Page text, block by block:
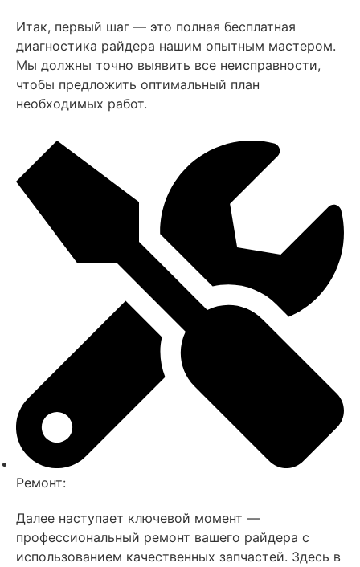
Итак, первый шаг — это полная бесплатная
диагностика райдера нашим опытным мастером.
Мы должны точно выявить все неисправности,
чтобы предложить оптимальный план
необходимых работ.
Ремонт:
Далее наступает ключевой момент —
профессиональный ремонт вашего райдера с
использованием качественных запчастей. Здесь в